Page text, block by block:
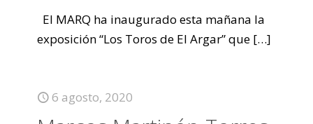
El MARQ ha inaugurado esta mañana la
exposición “Los Toros de El Argar” que […]
6 agosto, 2020